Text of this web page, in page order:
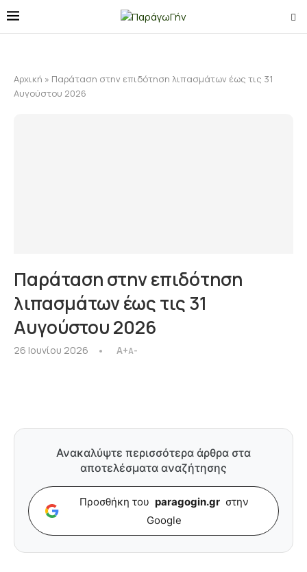
Αρχική » Παράταση στην επιδότηση λιπασμάτων έως τις 31
Αυγούστου 2026
Παράταση στην επιδότηση
λιπασμάτων έως τις 31
Αυγούστου 2026
26 Ιουνίου 2026 A+A-
Ανακαλύψτε περισσότερα άρθρα στα
αποτελέσματα αναζήτησης
Προσθήκη του paragogin.gr στην
Google